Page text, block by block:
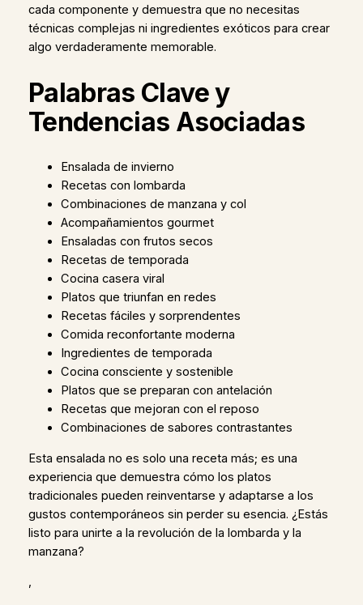
cada componente y demuestra que no necesitas
técnicas complejas ni ingredientes exóticos para crear
algo verdaderamente memorable.
Palabras Clave y
Tendencias Asociadas
Ensalada de invierno
Recetas con lombarda
Combinaciones de manzana y col
Acompañamientos gourmet
Ensaladas con frutos secos
Recetas de temporada
Cocina casera viral
Platos que triunfan en redes
Recetas fáciles y sorprendentes
Comida reconfortante moderna
Ingredientes de temporada
Cocina consciente y sostenible
Platos que se preparan con antelación
Recetas que mejoran con el reposo
Combinaciones de sabores contrastantes
Esta ensalada no es solo una receta más; es una
experiencia que demuestra cómo los platos
tradicionales pueden reinventarse y adaptarse a los
gustos contemporáneos sin perder su esencia. ¿Estás
listo para unirte a la revolución de la lombarda y la
manzana?
,